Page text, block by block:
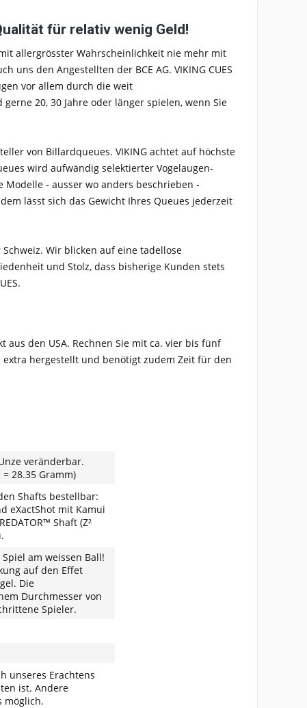
für relativ wenig Geld!
allergrösster Wahrscheinlichkeit nie mehr mit
den Angestellten der BCE AG. VIKING CUES
vor allem durch die weit
20, 30 Jahre oder länger spielen, wenn Sie
von Billardqueues. VIKING achtet auf höchste
wird aufwändig selektierter Vogelaugen-
- ausser wo anders beschrieben -
lässt sich das Gewicht Ihres Queues jederzeit
Schweiz. Wir blicken auf eine tadellose
und Stolz, dass bisherige Kunden stets
aus den USA. Rechnen Sie mit ca. vier bis fünf
hergestellt und benötigt zudem Zeit für den
veränderbar.
28.35 Gramm)
Shafts bestellbar:
eXactShot mit Kamui
Shaft (Z²
am weissen Ball!
auf den Effet
Die
Durchmesser von
Spieler.
unseres Erachtens
ist. Andere
möglich.